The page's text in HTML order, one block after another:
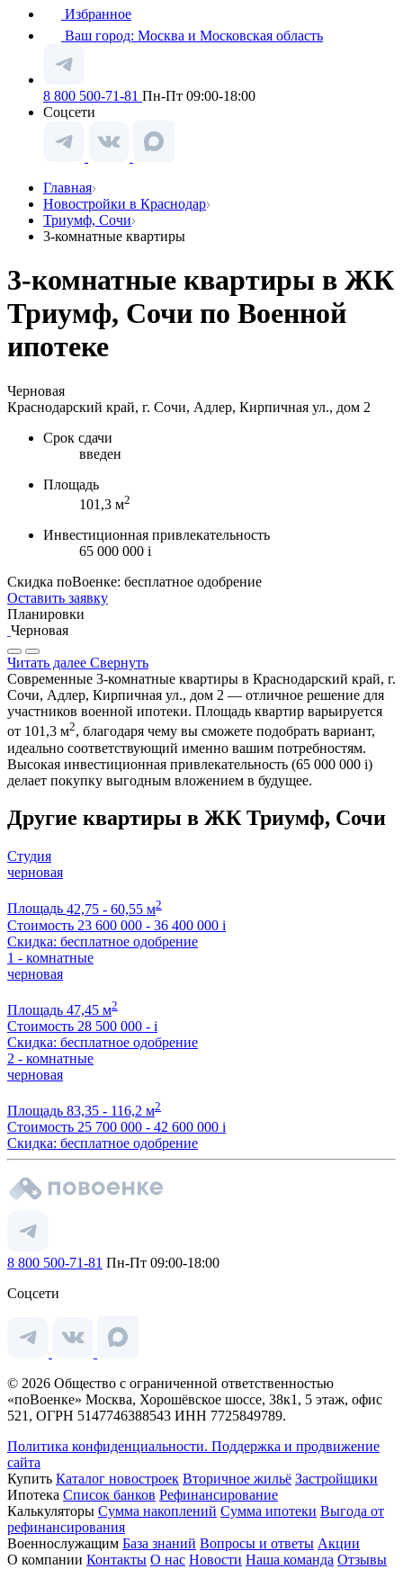
Избранное
Ваш город: Москва и Московская область
8 800 500-71-81 Пн-Пт 09:00-18:00
Соцсети
Главная
Новостройки в Краснодар
Триумф, Сочи
3-комнатные квартиры
3-комнатные квартиры в ЖК
Триумф, Сочи по Военной
ипотеке
Черновая
Краснодарский край, г. Сочи, Адлер, Кирпичная ул., дом 2
Срок сдачи
введен
Площадь
101,3 м2
Инвестиционная привлекательность
65 000 000 i
Скидка поВоенке: бесплатное одобрение
Оставить заявку
Планировки
Черновая
Читать далее Свернуть
Современные 3-комнатные квартиры в Краснодарский край, г.
Сочи, Адлер, Кирпичная ул., дом 2 — отличное решение для
участников военной ипотеки. Площадь квартир варьируется
от 101,3 м2, благодаря чему вы сможете подобрать вариант,
идеально соответствующий именно вашим потребностям.
Высокая инвестиционная привлекательность (65 000 000 i)
делает покупку выгодным вложением в будущее.
Другие квартиры в ЖК Триумф, Сочи
Студия
черновая
Площадь 42,75 - 60,55 м2
Стоимость 23 600 000 - 36 400 000 i
Скидка: бесплатное одобрение
1 - комнатные
черновая
Площадь 47,45 м2
Стоимость 28 500 000 - i
Скидка: бесплатное одобрение
2 - комнатные
черновая
Площадь 83,35 - 116,2 м2
Стоимость 25 700 000 - 42 600 000 i
Скидка: бесплатное одобрение
8 800 500-71-81 Пн-Пт 09:00-18:00
Соцсети
© 2026 Общество с ограниченной ответственностью
«поВоенке» Москва, Хорошёвское шоссе, 38к1, 5 этаж, офис
521, ОГРН 5147746388543 ИНН 7725849789.
Политика конфиденциальности. Поддержка и продвижение
сайта
Купить Каталог новостроек Вторичное жильё Застройщики
Ипотека Список банков Рефинансирование
Калькуляторы Сумма накоплений Сумма ипотеки Выгода от
рефинансирования
Военнослужащим База знаний Вопросы и ответы Акции
О компании Контакты О нас Новости Наша команда Отзывы